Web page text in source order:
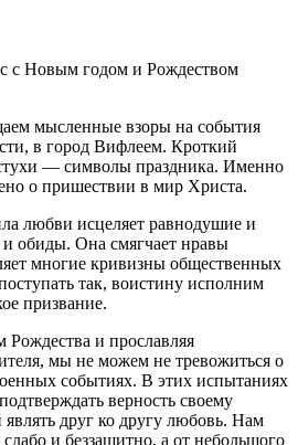
с Новым годом и Рождеством
мысленные взоры на события
в город Вифлеем. Кроткий
— символы праздника. Именно
о пришествии в мир Христа.
любви исцеляет равнодушие и
и обиды. Она смягчает нравы
многие кривизны общественных
так, воистину исполним
призвание.
Рождества и прославляя
мы не можем не тревожиться о
событиях. В этих испытаниях
верность своему
друг ко другу любовь. Нам
и беззащитно, а от небольшого